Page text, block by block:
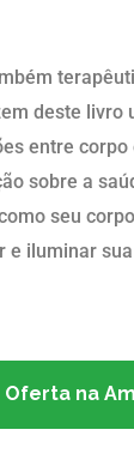
deste livro
entre
sobre a
seu corpo
iluminar
Oferta na